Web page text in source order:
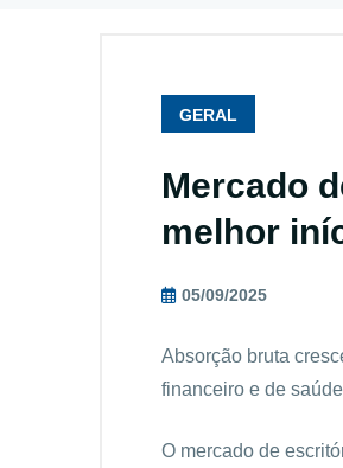
GERAL
Mercado
melhor
05/09/2025
Absorção bruta
financeiro e de saúde
O mercado de